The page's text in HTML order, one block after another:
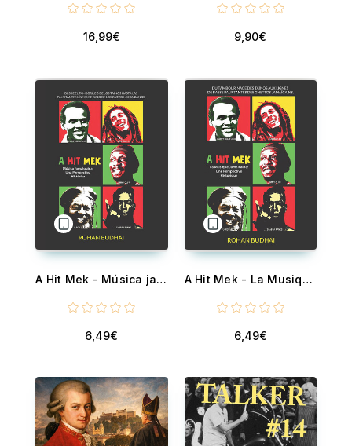
16,99€ 9,90€
A Hit Mek - Música jamaiquina: una perspectiva histórica
6,49€
A Hit Mek - La Musique Jamaïcaine: Une Perspective Historique
6,49€